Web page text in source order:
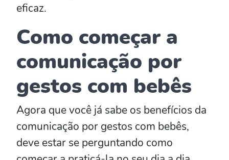
eficaz.
Como começar a
comunicação por
gestos com bebês
Agora que você já sabe os benefícios da
comunicação por gestos com bebês,
deve estar se perguntando como